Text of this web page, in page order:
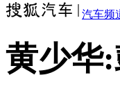
汽车频
黄少华